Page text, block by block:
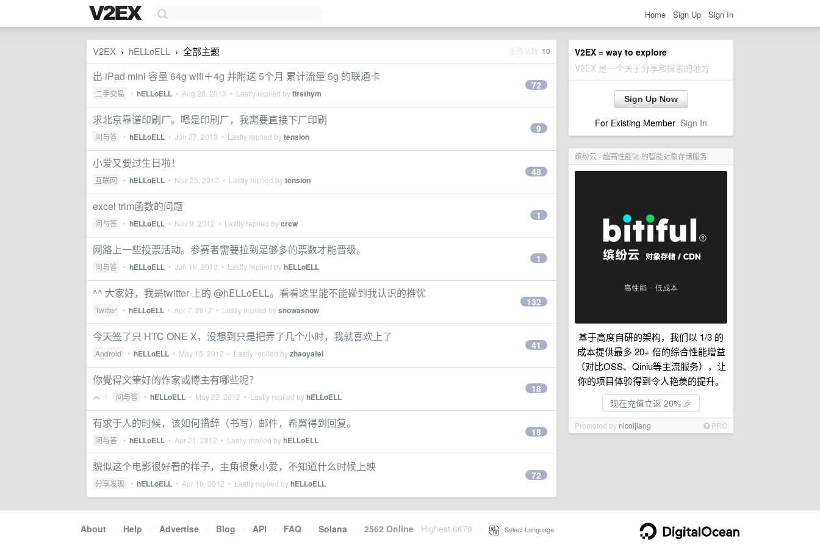
Home Sign Up Sign In
V2EX = way to explore
V2EX 是一个关于分享和探索的地方
Sign Up Now
For Existing Member Sign In
缤纷云 - 超高性能🚀 的智能对象存储服务
基于高度自研的架构，我们以 1/3 的
成本提供最多 20+ 倍的综合性能增益
（对比OSS、Qiniu等主流服务），让
你的项目体验得到令人艳羡的提升。
现在充值立返 20% 🎉
Promoted by nicoljiang PRO
V2EX › hELLoELL › 全部主题 主题总数 10
出 iPad mini 容量 64g wifi＋4g 并附送 5个月 累计流量 5g 的联通卡
二手交易 • hELLoELL • Aug 28, 2013 • Lastly replied byfirsthym
72
求北京靠谱印刷厂。嗯是印刷厂，我需要直接下厂印刷
问与答 • hELLoELL • Jun 27, 2013 • Lastly replied bytension
9
小爱又要过生日啦！
互联网 • hELLoELL • Nov 25, 2012 • Lastly replied bytension
48
excel trim函数的问题
问与答 • hELLoELL • Nov 9, 2012 • Lastly replied bycrcw
1
网路上一些投票活动。参赛者需要拉到足够多的票数才能晋级。
问与答 • hELLoELL • Jun 19, 2012 • Lastly replied byhELLoELL
1
^^ 大家好，我是twitter 上的 @hELLoELL。看看这里能不能碰到我认识的推优
Twitter • hELLoELL • Apr 7, 2012 • Lastly replied bysnowasnow
132
今天签了只 HTC ONE X，没想到只是把弄了几个小时，我就喜欢上了
Android • hELLoELL • May 15, 2012 • Lastly replied byzhaoyafei
41
你覺得文筆好的作家或博主有哪些呢？
1 问与答 • hELLoELL • May 22, 2012 • Lastly replied byhELLoELL
18
有求于人的时候，该如何措辞（书写）邮件，希翼得到回复。
问与答 • hELLoELL • Apr 21, 2012 • Lastly replied byhELLoELL
18
貌似这个电影很好看的样子，主角很象小爱，不知道什么时候上映
分享发现 • hELLoELL • Apr 10, 2012 • Lastly replied byhELLoELL
72
About · Help · Advertise · Blog · API · FAQ · Solana · 2562 Online Highest 6679 Select Language